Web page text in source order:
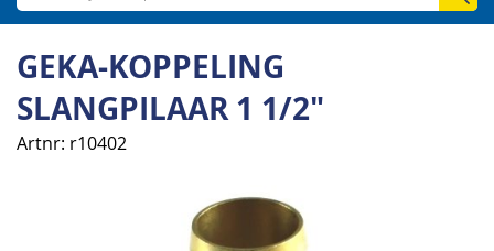
GEKA-KOPPELING
SLANGPILAAR 1 1/2"
Artnr r10402